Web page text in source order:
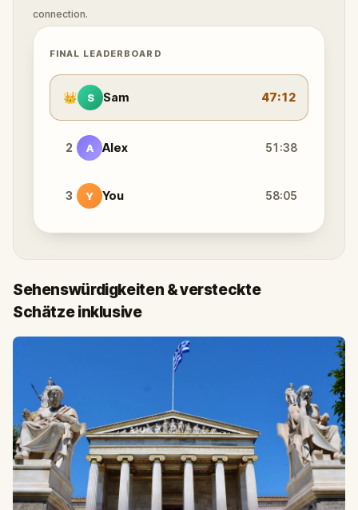
connection.
FINAL LEADERBOARD
👑 S Sam 47:12
2 A Alex 51:38
3 Y You 58:05
Sehenswürdigkeiten & versteckte
Schätze inklusive